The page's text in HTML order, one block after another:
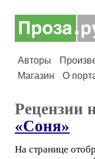
Авторы
Магазин
О
Рецензии
«Соня»
На странице